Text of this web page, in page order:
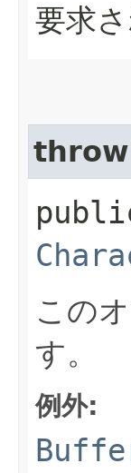
要求
この
す。
例外: